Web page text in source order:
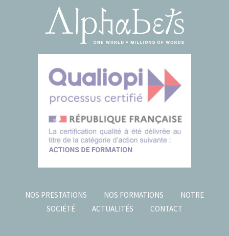
NOS PRESTATIONS NOS FORMATIONS
NOTRE
SOCIÉTÉ
ACTUALITÉS CONTACT